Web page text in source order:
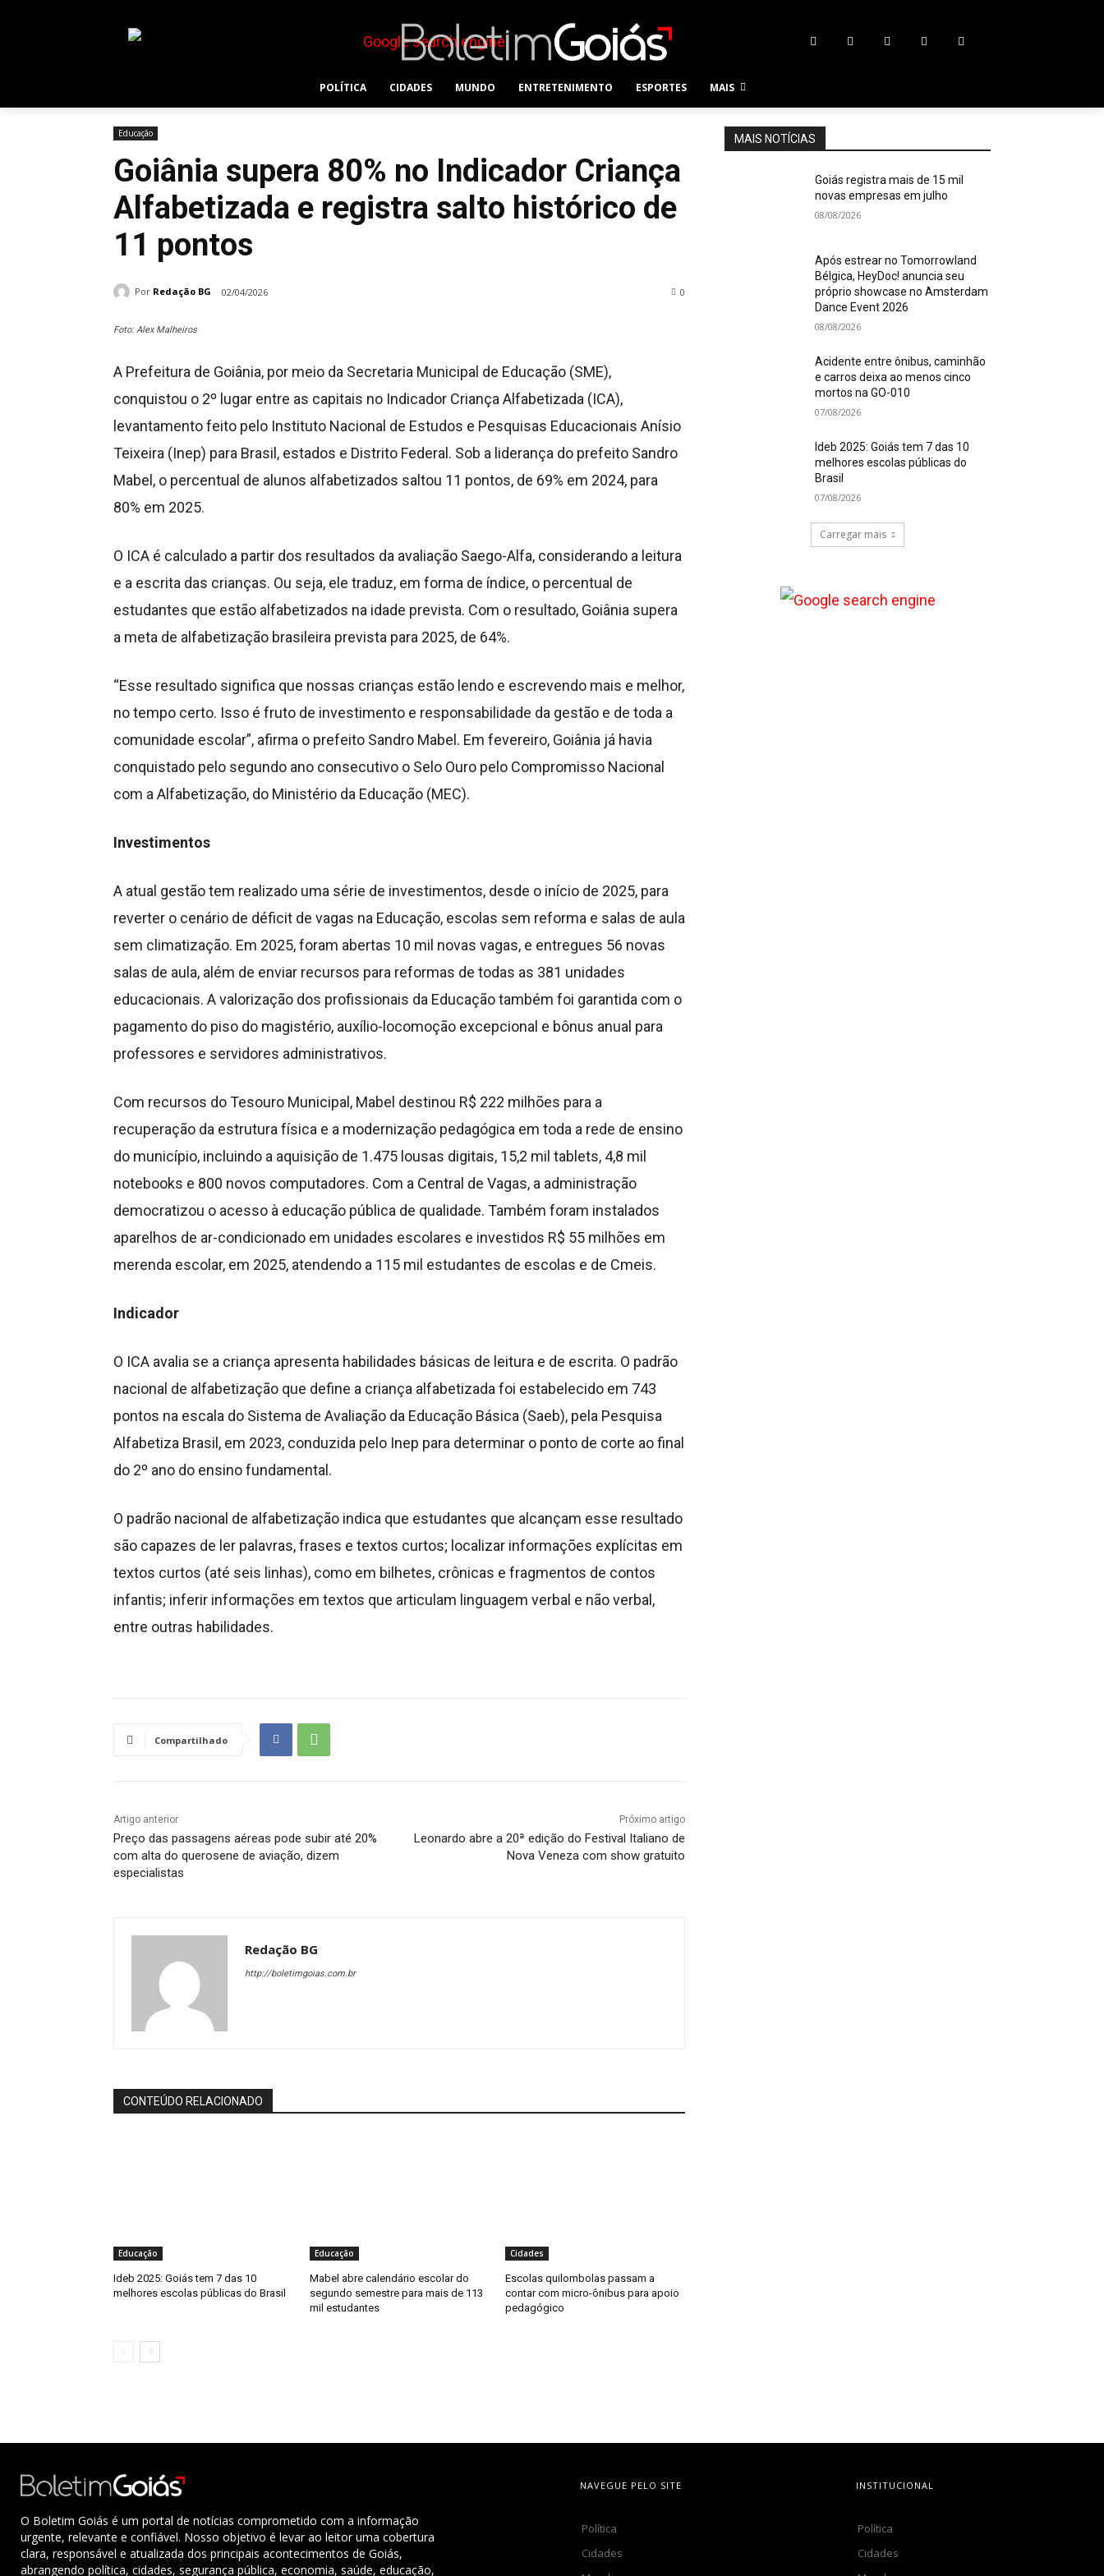
POLÍTICA CIDADES MUNDO ENTRETENIMENTO ESPORTES MAIS
Educação
Goiânia supera 80% no Indicador Criança
Alfabetizada e registra salto histórico de
11 pontos
Por Redação BG 02/04/2026 0
Foto: Alex Malheiros
A Prefeitura de Goiânia, por meio da Secretaria Municipal de Educação (SME),
conquistou o 2º lugar entre as capitais no Indicador Criança Alfabetizada (ICA),
levantamento feito pelo Instituto Nacional de Estudos e Pesquisas Educacionais Anísio
Teixeira (Inep) para Brasil, estados e Distrito Federal. Sob a liderança do prefeito Sandro
Mabel, o percentual de alunos alfabetizados saltou 11 pontos, de 69% em 2024, para
80% em 2025.
O ICA é calculado a partir dos resultados da avaliação Saego-Alfa, considerando a leitura
e a escrita das crianças. Ou seja, ele traduz, em forma de índice, o percentual de
estudantes que estão alfabetizados na idade prevista. Com o resultado, Goiânia supera
a meta de alfabetização brasileira prevista para 2025, de 64%.
“Esse resultado significa que nossas crianças estão lendo e escrevendo mais e melhor,
no tempo certo. Isso é fruto de investimento e responsabilidade da gestão e de toda a
comunidade escolar”, afirma o prefeito Sandro Mabel. Em fevereiro, Goiânia já havia
conquistado pelo segundo ano consecutivo o Selo Ouro pelo Compromisso Nacional
com a Alfabetização, do Ministério da Educação (MEC).
Investimentos
A atual gestão tem realizado uma série de investimentos, desde o início de 2025, para
reverter o cenário de déficit de vagas na Educação, escolas sem reforma e salas de aula
sem climatização. Em 2025, foram abertas 10 mil novas vagas, e entregues 56 novas
salas de aula, além de enviar recursos para reformas de todas as 381 unidades
educacionais. A valorização dos profissionais da Educação também foi garantida com o
pagamento do piso do magistério, auxílio-locomoção excepcional e bônus anual para
professores e servidores administrativos.
Com recursos do Tesouro Municipal, Mabel destinou R$ 222 milhões para a
recuperação da estrutura física e a modernização pedagógica em toda a rede de ensino
do município, incluindo a aquisição de 1.475 lousas digitais, 15,2 mil tablets, 4,8 mil
notebooks e 800 novos computadores. Com a Central de Vagas, a administração
democratizou o acesso à educação pública de qualidade. Também foram instalados
aparelhos de ar-condicionado em unidades escolares e investidos R$ 55 milhões em
merenda escolar, em 2025, atendendo a 115 mil estudantes de escolas e de Cmeis.
Indicador
O ICA avalia se a criança apresenta habilidades básicas de leitura e de escrita. O padrão
nacional de alfabetização que define a criança alfabetizada foi estabelecido em 743
pontos na escala do Sistema de Avaliação da Educação Básica (Saeb), pela Pesquisa
Alfabetiza Brasil, em 2023, conduzida pelo Inep para determinar o ponto de corte ao final
do 2º ano do ensino fundamental.
O padrão nacional de alfabetização indica que estudantes que alcançam esse resultado
são capazes de ler palavras, frases e textos curtos; localizar informações explícitas em
textos curtos (até seis linhas), como em bilhetes, crônicas e fragmentos de contos
infantis; inferir informações em textos que articulam linguagem verbal e não verbal,
entre outras habilidades.
Compartilhado
Artigo anterior
Preço das passagens aéreas pode subir até 20%
com alta do querosene de aviação, dizem
especialistas
Próximo artigo
Leonardo abre a 20ª edição do Festival Italiano de
Nova Veneza com show gratuito
Redação BG
http://boletimgoias.com.br
CONTEÚDO RELACIONADO
Educação
Ideb 2025: Goiás tem 7 das 10
melhores escolas públicas do Brasil
Educação
Mabel abre calendário escolar do
segundo semestre para mais de 113
mil estudantes
Cidades
Escolas quilombolas passam a
contar com micro-ônibus para apoio
pedagógico
MAIS NOTÍCIAS
Goiás registra mais de 15 mil
novas empresas em julho
08/08/2026
Após estrear no Tomorrowland
Bélgica, HeyDoc! anuncia seu
próprio showcase no Amsterdam
Dance Event 2026
08/08/2026
Acidente entre ônibus, caminhão
e carros deixa ao menos cinco
mortos na GO-010
07/08/2026
Ideb 2025: Goiás tem 7 das 10
melhores escolas públicas do
Brasil
07/08/2026
Carregar mais
O Boletim Goiás é um portal de notícias comprometido com a informação
urgente, relevante e confiável. Nosso objetivo é levar ao leitor uma cobertura
clara, responsável e atualizada dos principais acontecimentos de Goiás,
abrangendo política, cidades, segurança pública, economia, saúde, educação,
NAVEGUE PELO SITE
Política
Cidades
INSTITUCIONAL
Política
Cidades